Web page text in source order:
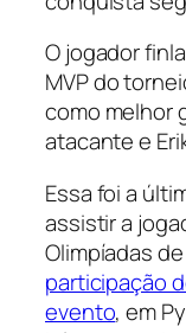
O jogador
MVP do
como melhor
atacante e
Essa foi a
assistir a
Olimpíadas
participação
evento, em